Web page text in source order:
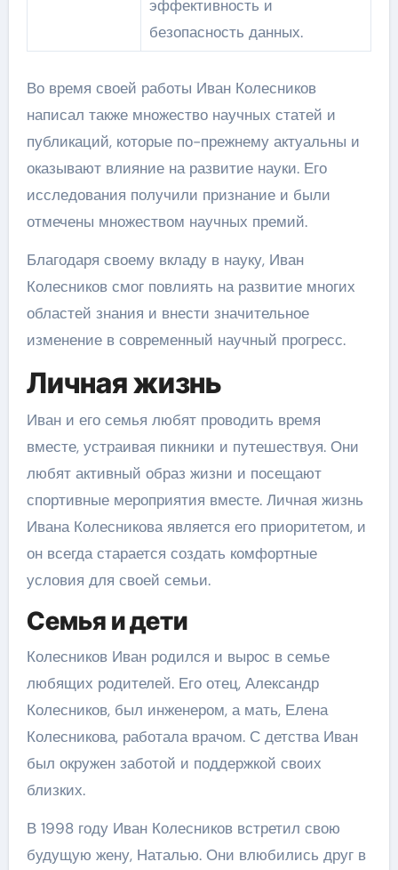
эффективность и
безопасность данных.
Во время своей работы Иван Колесников
написал также множество научных статей и
публикаций, которые по-прежнему актуальны и
оказывают влияние на развитие науки. Его
исследования получили признание и были
отмечены множеством научных премий.
Благодаря своему вкладу в науку, Иван
Колесников смог повлиять на развитие многих
областей знания и внести значительное
изменение в современный научный прогресс.
Личная жизнь
Иван и его семья любят проводить время
вместе, устраивая пикники и путешествуя. Они
любят активный образ жизни и посещают
спортивные мероприятия вместе. Личная жизнь
Ивана Колесникова является его приоритетом, и
он всегда старается создать комфортные
условия для своей семьи.
Семья и дети
Колесников Иван родился и вырос в семье
любящих родителей. Его отец, Александр
Колесников, был инженером, а мать, Елена
Колесникова, работала врачом. С детства Иван
был окружен заботой и поддержкой своих
близких.
В 1998 году Иван Колесников встретил свою
будущую жену, Наталью. Они влюбились друг в